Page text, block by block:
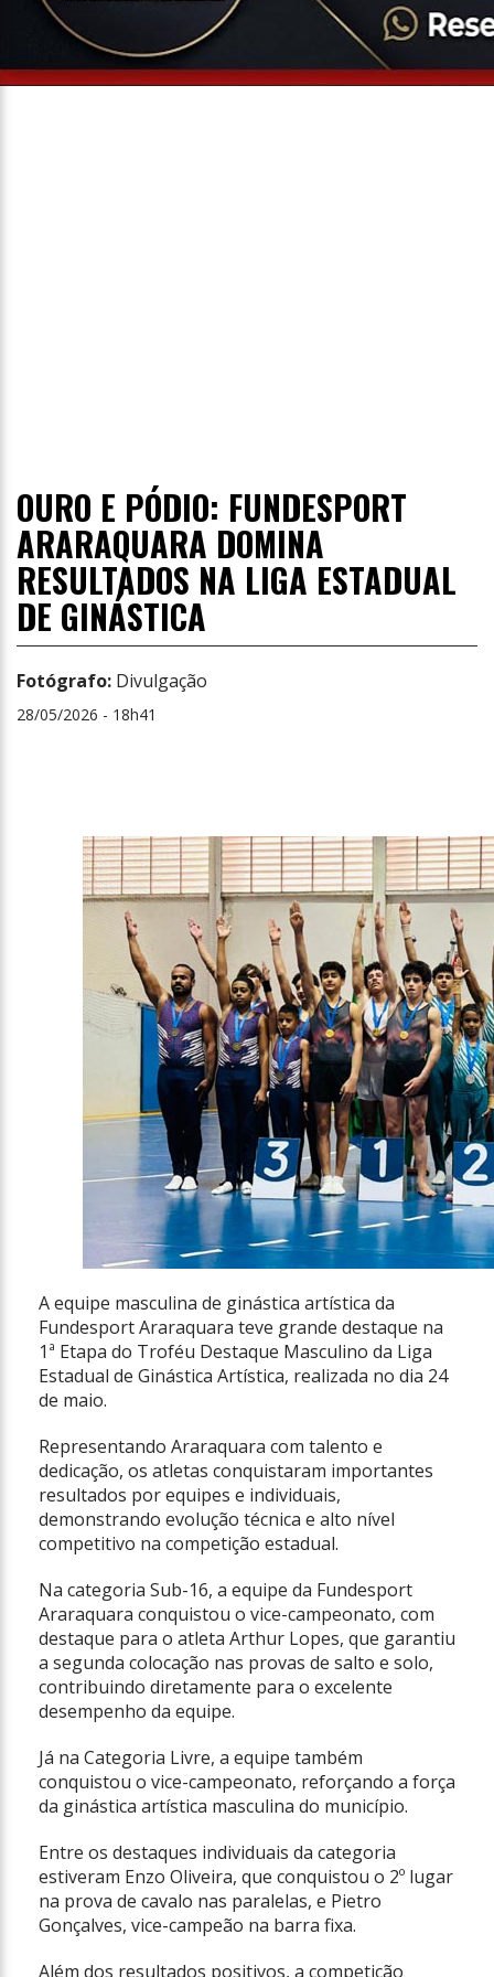
Entrevista
OURO E PÓDIO: FUNDESPORT
ARARAQUARA DOMINA
RESULTADOS NA LIGA ESTADUAL
DE GINÁSTICA
Fotógrafo: Divulgação
28/05/2026 - 18h41
A equipe masculina de ginástica artística da
Fundesport Araraquara teve grande destaque na
1ª Etapa do Troféu Destaque Masculino da Liga
Estadual de Ginástica Artística, realizada no dia 24
de maio.
Representando Araraquara com talento e
dedicação, os atletas conquistaram importantes
resultados por equipes e individuais,
demonstrando evolução técnica e alto nível
competitivo na competição estadual.
Na categoria Sub-16, a equipe da Fundesport
Araraquara conquistou o vice-campeonato, com
destaque para o atleta Arthur Lopes, que garantiu
a segunda colocação nas provas de salto e solo,
contribuindo diretamente para o excelente
desempenho da equipe.
Já na Categoria Livre, a equipe também
conquistou o vice-campeonato, reforçando a força
da ginástica artística masculina do município.
Entre os destaques individuais da categoria
estiveram Enzo Oliveira, que conquistou o 2º lugar
na prova de cavalo nas paralelas, e Pietro
Gonçalves, vice-campeão na barra fixa.
Além dos resultados positivos, a competição